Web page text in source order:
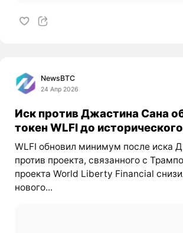
NewsBTC
24 Апр 2026
Иск против Джастина Сана
токен WLFI до
WLFI обновил минимум после иска
против проекта, связанного с
проекта World Liberty Financial
нового...